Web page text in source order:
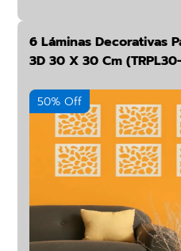
6 Láminas Decorativas
3D 30 X 30 Cm
50% Off